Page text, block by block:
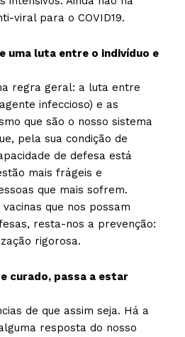
viral para o COVID19.
uma luta entre o indivíduo e
regra geral: a luta entre
infeccioso) e as
que são o nosso sistema
pela sua condição de
de defesa está
mais frágeis e
que mais sofrem.
que nos possam
resta-nos a prevenção:
rigorosa.
curado, passa a estar
de que assim seja. Há a
resposta do nosso